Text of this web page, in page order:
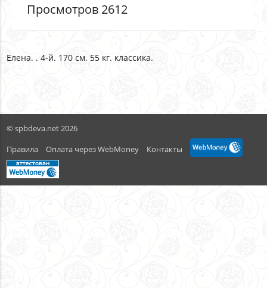
Просмотров 2612
Елена. . 4-й. 170 см. 55 кг. классика.
© spbdeva.net 2026
Правила
Оплата через WebMoney Контакты